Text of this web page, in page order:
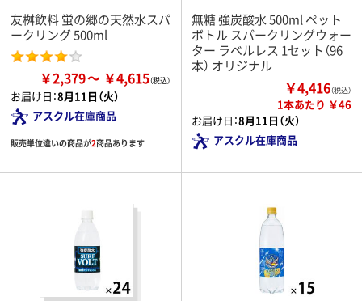
友桝飲料 蛍の郷の天然水スパ
ークリング 500ml
￥2,379 ￥4,615
お届け日：8月11日（火）
アスクル在庫商品
販売単位違いの商品が2商品あります
無糖 強炭酸水 500ml ペット
ボトル スパークリングウォー
ター ラベルレス 1セット（96
本） オリジナル
￥4,416（税込）
1本あたり ￥46
お届け日：8月11日（火）
アスクル在庫商品